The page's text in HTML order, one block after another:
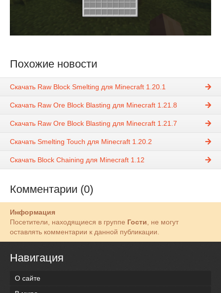
Похожие новости
Скачать Raw Block Smelting для Minecraft 1.20.1
Скачать Raw Ore Block Blasting для Minecraft 1.21.8
Скачать Raw Ore Block Blasting для Minecraft 1.21.7
Скачать Smelting Touch для Minecraft 1.20.2
Скачать Block Chaining для Minecraft 1.12
Комментарии (0)
Информация
Посетители, находящиеся в группе Гости , не могут
оставлять комментарии к данной публикации.
Навигация
О сайте